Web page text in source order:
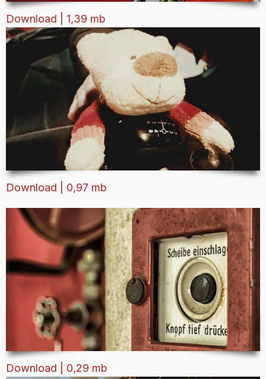
Download | 1,39 mb
Download | 0,97 mb
Download | 0,29 mb